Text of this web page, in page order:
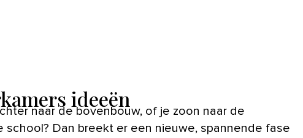
ideeën
school? Dan breekt er een nieuwe, spannende fase